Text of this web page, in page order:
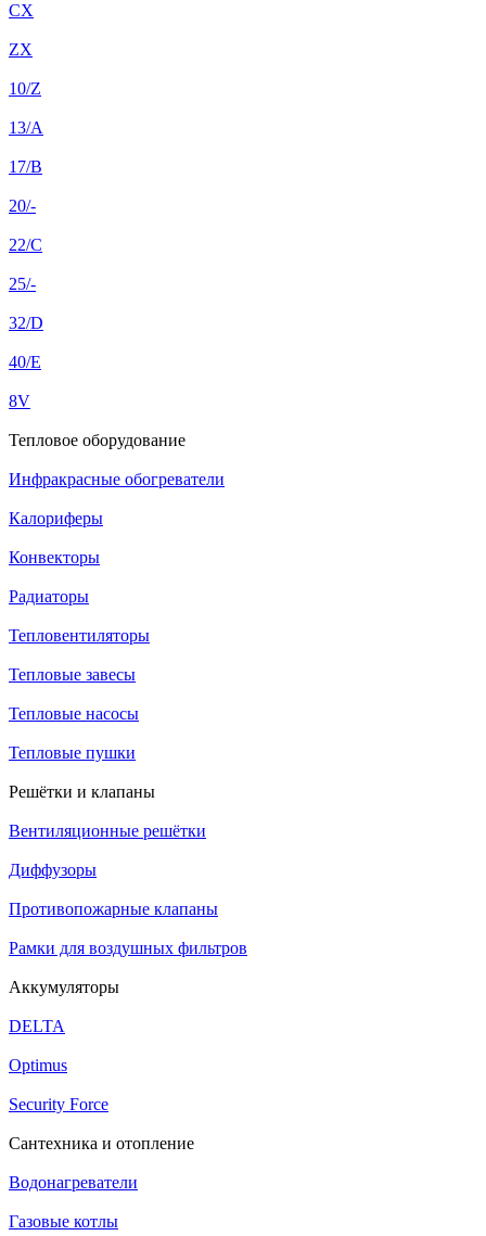
CX
ZX
10/Z
13/A
17/B
20/-
22/C
25/-
32/D
40/E
8V
Тепловое оборудование
Инфракрасные обогреватели
Калориферы
Конвекторы
Радиаторы
Тепловентиляторы
Тепловые завесы
Тепловые насосы
Тепловые пушки
Решётки и клапаны
Вентиляционные решётки
Диффузоры
Противопожарные клапаны
Рамки для воздушных фильтров
Аккумуляторы
DELTA
Optimus
Security Force
Сантехника и отопление
Водонагреватели
Газовые котлы